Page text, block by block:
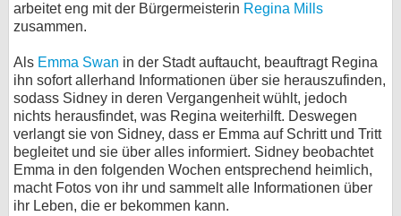
arbeitet eng mit der Bürgermeisterin Regina Mills
zusammen.
Als Emma Swan in der Stadt auftaucht, beauftragt Regina
ihn sofort allerhand Informationen über sie herauszufinden,
sodass Sidney in deren Vergangenheit wühlt, jedoch
nichts herausfindet, was Regina weiterhilft. Deswegen
verlangt sie von Sidney, dass er Emma auf Schritt und Tritt
begleitet und sie über alles informiert. Sidney beobachtet
Emma in den folgenden Wochen entsprechend heimlich,
macht Fotos von ihr und sammelt alle Informationen über
ihr Leben, die er bekommen kann.
Nutzungsbedingungen
Datenschutz
Cookie-Einstellungen
Impressum